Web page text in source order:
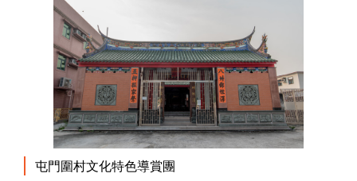
屯門圍村文化特色導賞團